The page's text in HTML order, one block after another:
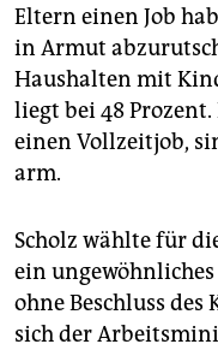
Eltern einen Job
in Armut
Haushalten mit
liegt bei 48
einen Vollzeitjob,
arm.
Scholz wählte für
ein
ohne Beschluss
sich der